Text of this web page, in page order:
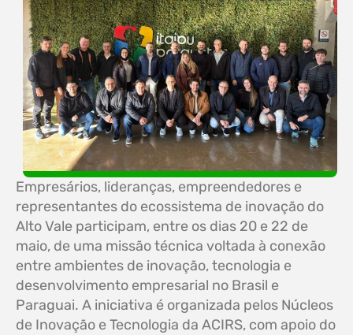
Empresários, lideranças, empreendedores e
representantes do ecossistema de inovação do
Alto Vale participam, entre os dias 20 e 22 de
maio, de uma missão técnica voltada à conexão
entre ambientes de inovação, tecnologia e
desenvolvimento empresarial no Brasil e
Paraguai. A iniciativa é organizada pelos Núcleos
de Inovação e Tecnologia da ACIRS, com apoio do